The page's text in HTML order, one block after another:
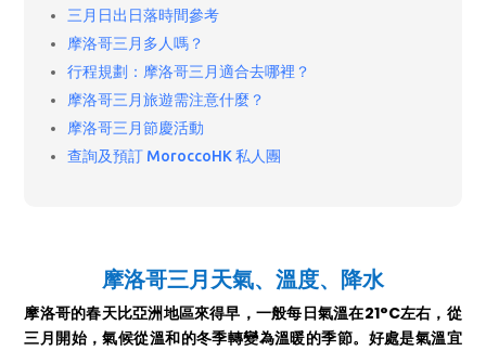
三月日出日落時間參考
摩洛哥三月多人嗎？
行程規劃：摩洛哥三月適合去哪裡？
摩洛哥三月旅遊需注意什麼？
摩洛哥三月節慶活動
查詢及預訂 MoroccoHK 私人團
摩洛哥三月天氣、溫度、降水
摩洛哥的春天比亞洲地區來得早，一般每日氣溫在21°C左右，從
三月開始，氣候從溫和的冬季轉變為溫暖的季節。好處是氣溫宜